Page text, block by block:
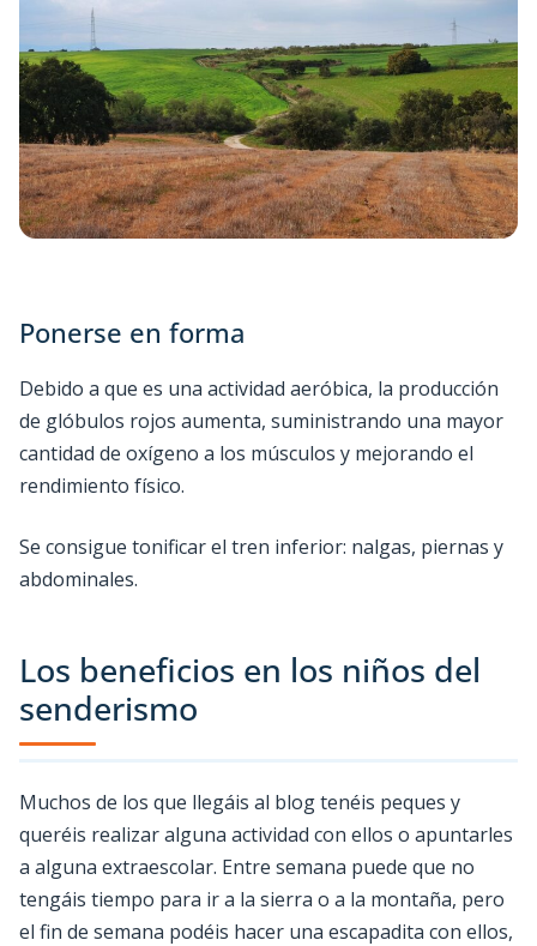
Ponerse en forma
Debido a que es una actividad aeróbica, la producción
de glóbulos rojos aumenta, suministrando una mayor
cantidad de oxígeno a los músculos y mejorando el
rendimiento físico.
Se consigue tonificar el tren inferior: nalgas, piernas y
abdominales.
Los beneficios en los niños del
senderismo
Muchos de los que llegáis al blog tenéis peques y
queréis realizar alguna actividad con ellos o apuntarles
a alguna extraescolar. Entre semana puede que no
tengáis tiempo para ir a la sierra o a la montaña, pero
el fin de semana podéis hacer una escapadita con ellos,